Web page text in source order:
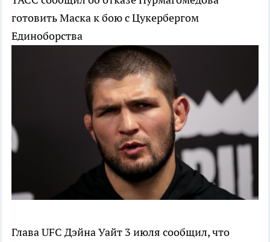
готовить Маска к бою с Цукербергом
Единоборства
Глава UFC Дэйна Уайт 3 июля сообщил, что